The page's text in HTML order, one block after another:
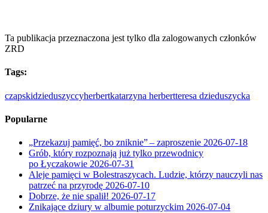
Ta publikacja przeznaczona jest tylko dla zalogowanych członków
ZRD
Tags:
czapskidzieduszyccyherbertkatarzyna herbertteresa dzieduszycka
Popularne
„Przekazuj pamięć, bo zniknie” – zaproszenie 2026-07-18
Grób, który rozpoznają już tylko przewodnicy
po Łyczakowie 2026-07-31
Aleje pamięci w Bolestraszycach. Ludzie, którzy nauczyli nas
patrzeć na przyrodę 2026-07-10
Dobrze, że nie spalił! 2026-07-17
Znikające dziury w albumie poturzyckim 2026-07-04